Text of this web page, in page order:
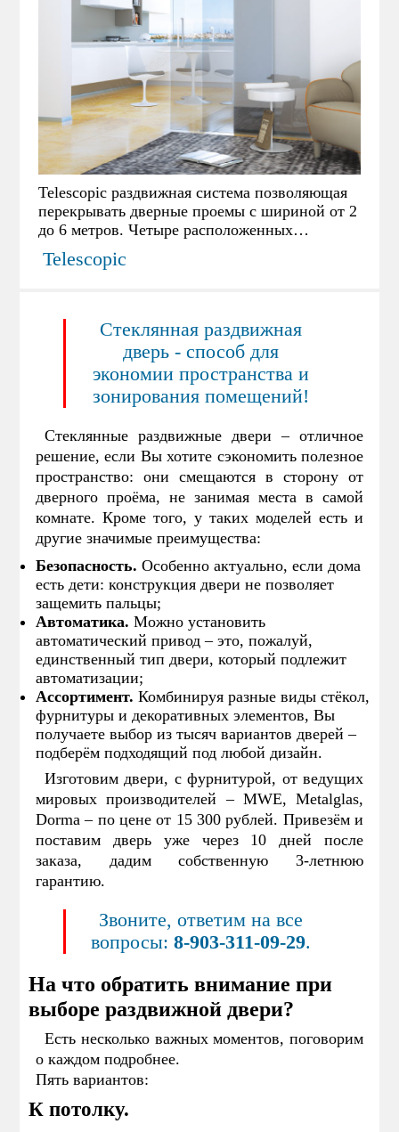
Telescopic раздвижная система позволяющая
перекрывать дверные проемы с шириной от 2
до 6 метров. Четыре расположенных
параллельно трека позволяют стеклу
последовательно перемещаться по
Telescopic
Стеклянная раздвижная
дверь - способ для
экономии пространства и
зонирования помещений!
Стеклянные раздвижные двери – отличное
решение, если Вы хотите сэкономить полезное
пространство: они смещаются в сторону от
дверного проёма, не занимая места в самой
комнате. Кроме того, у таких моделей есть и
другие значимые преимущества:
Безопасность.Особенно актуально, если дома
есть дети: конструкция двери не позволяет
защемить пальцы;
Автоматика.Можно установить
автоматический привод – это, пожалуй,
единственный тип двери, который подлежит
автоматизации;
Ассортимент.Комбинируя разные виды стёкол,
фурнитуры и декоративных элементов, Вы
получаете выбор из тысяч вариантов дверей –
подберём подходящий под любой дизайн.
Изготовим двери, с фурнитурой, от ведущих
мировых производителей – MWE, Metalglas,
Dorma – по цене от 15 300 рублей. Привезём и
поставим дверь уже через 10 дней после
заказа, дадим собственную 3-летнюю
гарантию.
Звоните, ответим на все
вопросы: 8-903-311-09-29.
На что обратить внимание при
выборе раздвижной двери?
Есть несколько важных моментов, поговорим
о каждом подробнее.
Пять вариантов:
К потолку.